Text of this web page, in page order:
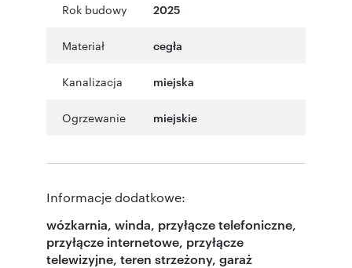
Rok budowy 2025
Materiał cegła
Kanalizacja miejska
Ogrzewanie miejskie
Informacje dodatkowe:
wózkarnia, winda, przyłącze telefoniczne,
przyłącze internetowe, przyłącze
telewizyjne, teren strzeżony, garaż